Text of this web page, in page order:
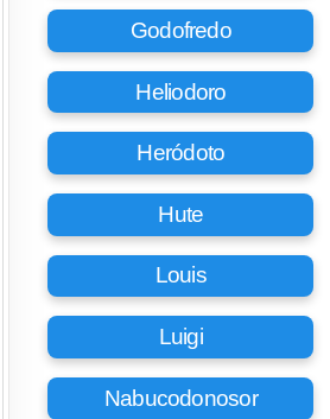
Godofredo
Heliodoro
Heródoto
Hute
Louis
Luigi
Nabucodonosor